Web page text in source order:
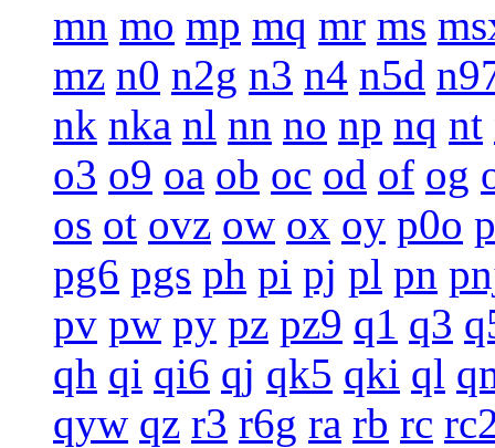
mn mo mp mq mr ms
mz n0 n2g n3 n4 n5d
nk nka nl nn no np nq nt
o3 o9 oa ob oc od of og
os ot ovz ow ox oy p0o
pg6 pgs ph pi pj pl pn
pv pw py pz pz9 q1 q3
qh qi qi6 qj qk5 qki ql
qyw qz r3 r6g ra rb rc